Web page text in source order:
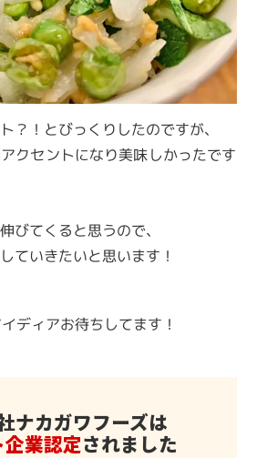
？！とびっくりしたのですが、
クセントになり美味しかったです
びてくると思うので、
ていきたいと思います！
ディアお待ちしてます！
ナカガワフーズは
業認定されました